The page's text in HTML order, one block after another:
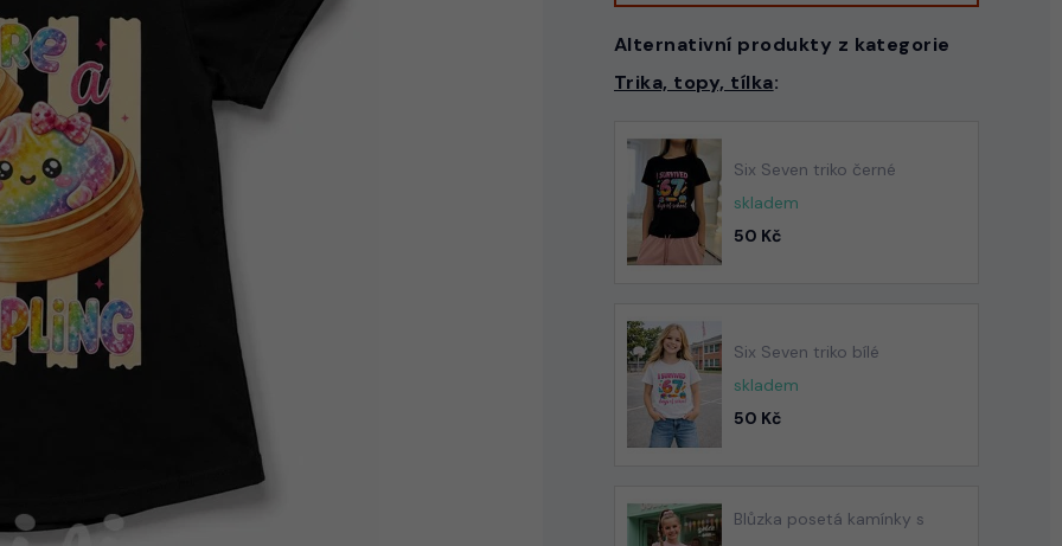
Alternativní produkty z kategorie
Trika, topy, tílka:
Six Seven triko černé
skladem
50 Kč
Six Seven triko bílé
skladem
50 Kč
Blůzka posetá kamínky s